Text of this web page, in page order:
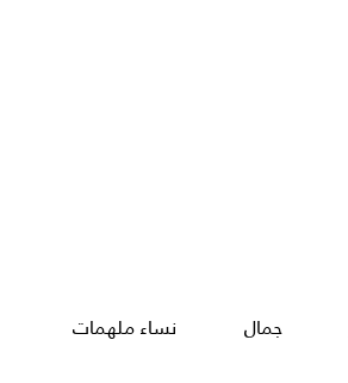
جمال نساء ملهمات